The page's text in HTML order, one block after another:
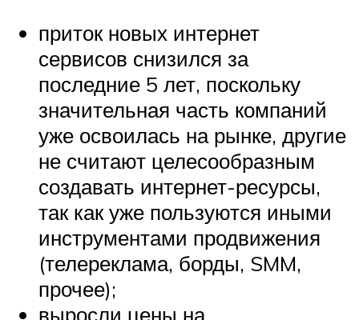
приток новых интернет
сервисов снизился за
последние 5 лет, поскольку
значительная часть компаний
уже освоилась на рынке, другие
не считают целесообразным
создавать интернет-ресурсы,
так как уже пользуются иными
инструментами продвижения
(телереклама, борды, SMM,
прочее);
выросли цены на